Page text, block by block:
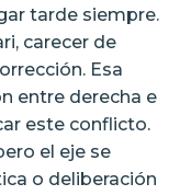
tarde siempre.
carecer de
Esa
entre derecha e
este conflicto.
el eje se
o deliberación